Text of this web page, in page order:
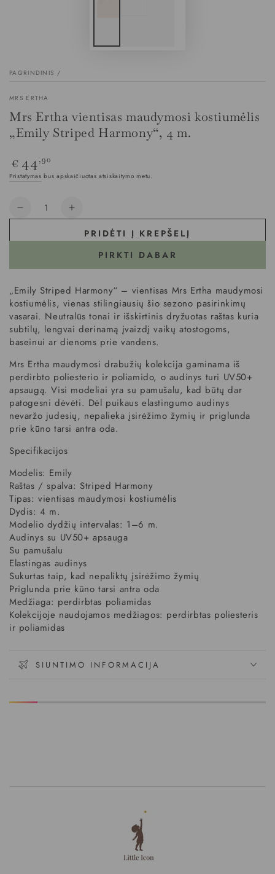
PAGRINDINIS /
MRS ERTHA
Mrs Ertha vientisas maudymosi kostiumėlis
„Emily Striped Harmony“, 4 m.
Įprasta
kaina
€ 44,90
Pristatymas bus apskaičiuotas atsiskaitymo metu.
Kiekis
PRIDĖTI Į KREPŠELĮ
PIRKTI DABAR
„Emily Striped Harmony“ – vientisas Mrs Ertha maudymosi
kostiumėlis, vienas stilingiausių šio sezono pasirinkimų
vasarai. Neutralūs tonai ir išskirtinis dryžuotas raštas kuria
subtilų, lengvai derinamą įvaizdį vaikų atostogoms,
baseinui ar dienoms prie vandens.
Mrs Ertha maudymosi drabužių kolekcija gaminama iš
perdirbto poliesterio ir poliamido, o audinys turi UV50+
apsaugą. Visi modeliai yra su pamušalu, kad būtų dar
patogesni dėvėti. Dėl puikaus elastingumo audinys
nevaržo judesių, nepalieka įsirėžimo žymių ir priglunda
prie kūno tarsi antra oda.
Specifikacijos
Modelis: Emily
Raštas / spalva: Striped Harmony
Tipas: vientisas maudymosi kostiumėlis
Dydis: 4 m.
Modelio dydžių intervalas: 1–6 m.
Audinys su UV50+ apsauga
Su pamušalu
Elastingas audinys
Sukurtas taip, kad nepaliktų įsirėžimo žymių
Priglunda prie kūno tarsi antra oda
Medžiaga: perdirbtas poliamidas
Kolekcijoje naudojamos medžiagos: perdirbtas poliesteris
ir poliamidas
SIUNTIMO INFORMACIJA